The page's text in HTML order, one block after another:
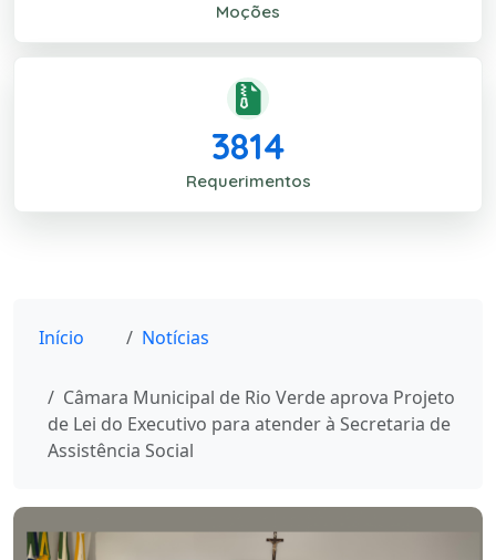
Moções
3814
Requerimentos
Início Notícias
Câmara Municipal de Rio Verde aprova Projeto
de Lei do Executivo para atender à Secretaria de
Assistência Social